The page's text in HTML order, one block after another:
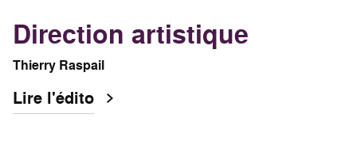
Direction artistique
Thierry Raspail
Lire l'édito